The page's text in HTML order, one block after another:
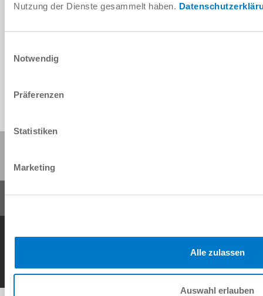
Nutzung der Dienste gesammelt haben.
Notwendig
Präferenzen
Statistiken
Marketing
Alle zulassen
Auswahl erlauben